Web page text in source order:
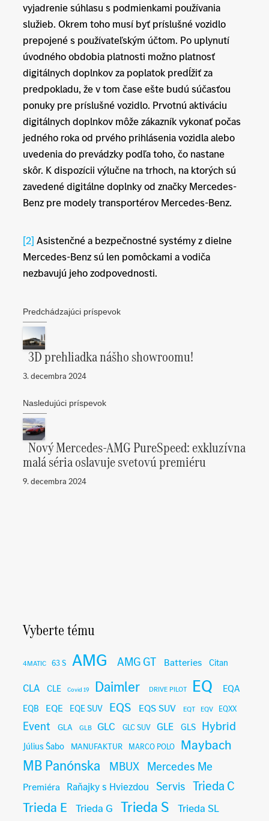
vyjadrenie súhlasu s podmienkami používania
služieb. Okrem toho musí byť príslušné vozidlo
prepojené s používateľským účtom. Po uplynutí
úvodného obdobia platnosti možno platnosť
digitálnych doplnkov za poplatok predĺžiť za
predpokladu, že v tom čase ešte budú súčasťou
ponuky pre príslušné vozidlo. Prvotnú aktiváciu
digitálnych doplnkov môže zákazník vykonať počas
jedného roka od prvého prihlásenia vozidla alebo
uvedenia do prevádzky podľa toho, čo nastane
skôr. K dispozícii výlučne na trhoch, na ktorých sú
zavedené digitálne doplnky od značky Mercedes-
Benz pre modely transportérov Mercedes-Benz.
[2] Asistenčné a bezpečnostné systémy z dielne
Mercedes-Benz sú len pomôckami a vodiča
nezbavujú jeho zodpovednosti.
Predchádzajúci príspevok
3D prehliadka nášho showroomu!
3. decembra 2024
Nasledujúci príspevok
Nový Mercedes-AMG PureSpeed: exkluzívna
malá séria oslavuje svetovú premiéru
9. decembra 2024
Vyberte tému
4MATIC 63 S AMG AMG GT Batteries Citan
CLA CLE Covid 19 Daimler DRIVE PILOT EQ EQA
EQB EQE EQE SUV EQS EQS SUV EQT EQV EQXX
Event GLA GLB GLC GLC SUV GLE GLS Hybrid
Július Šabo MANUFAKTUR MARCO POLO Maybach
MB Panónska MBUX Mercedes Me
Premiéra Raňajky s Hviezdou Servis Trieda C
Trieda E Trieda G Trieda S Trieda SL